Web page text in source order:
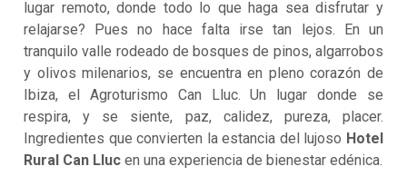
lugar remoto, donde todo lo que haga sea disfrutar y
relajarse? Pues no hace falta irse tan lejos. En un
tranquilo valle rodeado de bosques de pinos, algarrobos
y olivos milenarios, se encuentra en pleno corazón de
Ibiza, el Agroturismo Can Lluc. Un lugar donde se
respira, y se siente, paz, calidez, pureza, placer.
Ingredientes que convierten la estancia del lujoso Hotel
Rural Can Lluc en una experiencia de bienestar edénica.